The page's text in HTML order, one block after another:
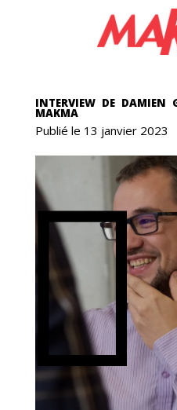
INTERVIEW DE DAMIEN
MAKMA
Publié le 13 janvier 2023